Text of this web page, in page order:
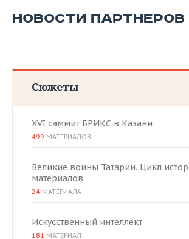
НОВОСТИ ПАРТНЕРОВ
Сюжеты
XVI саммит БРИКС в Казани
499 МАТЕРИАЛОВ
Великие воины Татарии. Цикл
материалов
24 МАТЕРИАЛА
Искусственный интеллект
181 МАТЕРИАЛ